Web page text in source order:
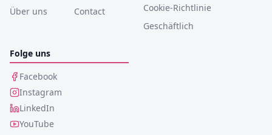
Über uns
Contact
Cookie-Richtlinie
Geschäftlich
Folge uns
Facebook
Instagram
LinkedIn
YouTube